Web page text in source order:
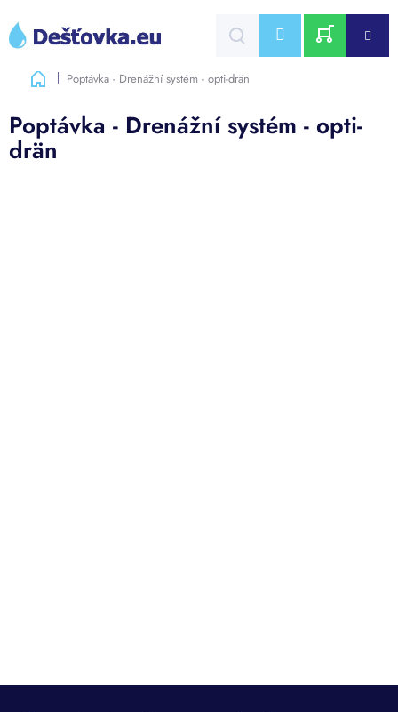
obsah
CZK
NÁKUPNÍ
DomůPoptávka - Drenážní systém - opti-drän
Poptávka - Drenážní systém - opti-
drän